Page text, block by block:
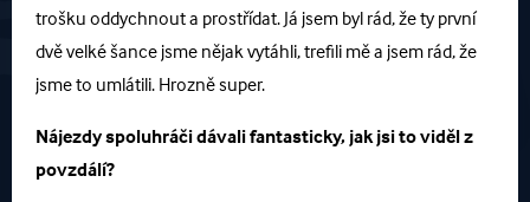
trošku oddychnout a prostřídat. Já jsem byl rád, že ty první
dvě velké šance jsme nějak vytáhli, trefili mě a jsem rád, že
jsme to umlátili. Hrozně super.
Nájezdy spoluhráči dávali fantasticky, jak jsi to viděl z
povzdálí?